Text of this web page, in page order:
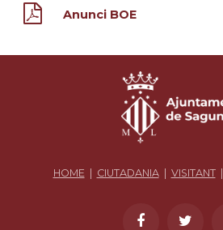
Anunci BOE
HOME | CIUTADANIA| VISITANT|